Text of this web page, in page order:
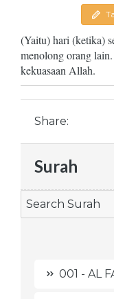
(Yaitu) hari (ketika)
menolong orang
kekuasaan Allah.
Share:
Surah
001 - AL